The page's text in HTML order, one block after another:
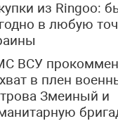
из Ringoo:
в любую
ВСУ
в плен
Змеиный и